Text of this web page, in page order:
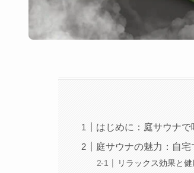
はじめに：庭サウナ
庭サウナの魅力：自
リラックス効果と